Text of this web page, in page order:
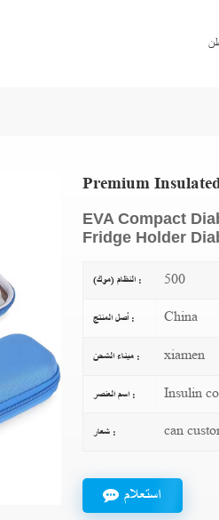
Premium
EVA Compact
Fridge Holder
النظام (موك) : 500
أصل المنتج : China
ميناء الشحن : xiamen
اسم العنصر : Insulin
شعار : can
استعلام